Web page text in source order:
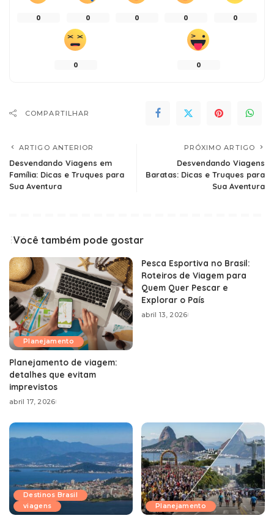
0 0 0 0 0
0 0
COMPARTILHAR
ARTIGO ANTERIOR
Desvendando Viagens em
Família: Dicas e Truques para
Sua Aventura
PRÓXIMO ARTIGO
Desvendando Viagens
Baratas: Dicas e Truques para
Sua Aventura
Você também pode gostar
Planejamento
Planejamento de viagem:
detalhes que evitam
imprevistos
abril 17, 2026
Pesca Esportiva no Brasil:
Roteiros de Viagem para
Quem Quer Pescar e
Explorar o País
abril 13, 2026
Destinos Brasil
viagens
Planejamento